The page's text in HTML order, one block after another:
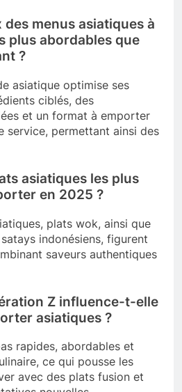
menus asiatiques à
plus abordables que
?
asiatique optimise ses
ciblés, des
et un format à emporter
service, permettant ainsi des
asiatiques les plus
en 2025 ?
plats wok, ainsi que
indonésiens, figurent
saveurs authentiques
Z influence-t-elle
asiatiques ?
rapides, abordables et
ce qui pousse les
avec des plats fusion et